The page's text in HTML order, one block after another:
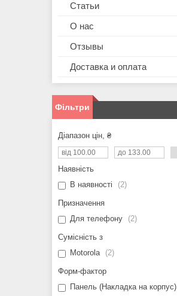
Статьи
О нас
Отзывы
Доставка и оплата
Фільтри
Діапазон цін, ₴
Наявність
В наявності
2
Призначення
Для телефону
2
Сумісність з
Motorola
2
Форм-фактор
Панель (Накладка на корпус)